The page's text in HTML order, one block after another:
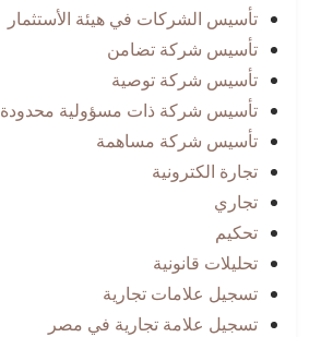
تأسيس الشركات في هيئة الأستثمار
تأسيس شركة تضامن
تأسيس شركة توصية
تأسيس شركة ذات مسؤولية محدودة
تأسيس شركة مساهمة
تجارة الكترونية
تجاري
تحكيم
تحليلات قانونية
تسجيل علامات تجارية
تسجيل علامة تجارية في مصر